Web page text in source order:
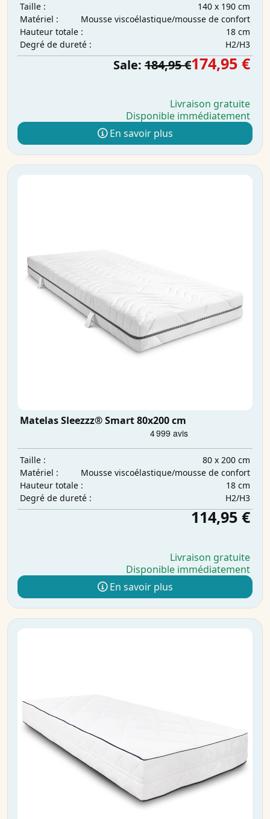
Taille :
140 x 190 cm
Matériel :
Mousse viscoélastique/mousse de confort
Hauteur totale :
18 cm
Degré de dureté :
H2/H3
Sale: 184,95 €174,95 €
Livraison gratuite
Disponible immédiatement
En savoir plus
Matelas Sleezzz® Smart 80x200 cm
Taille :
80 x 200 cm
Matériel :
Mousse viscoélastique/mousse de confort
Hauteur totale :
18 cm
Degré de dureté :
H2/H3
114,95 €
Livraison gratuite
Disponible immédiatement
En savoir plus